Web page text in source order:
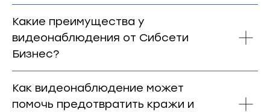
Какие преимущества у
видеонаблюдения от Сибсети
Бизнес?
Как видеонаблюдение может
помочь предотвратить кражи и